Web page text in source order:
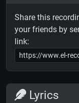
Share this
your friends by
link:
Lyrics